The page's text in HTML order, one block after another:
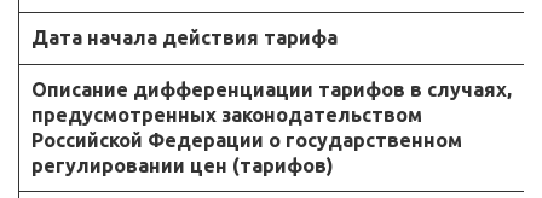
Дата начала действия тарифа
Описание дифференциации тарифов в случаях,
предусмотренных законодательством
Российской Федерации о государственном
регулировании цен (тарифов)